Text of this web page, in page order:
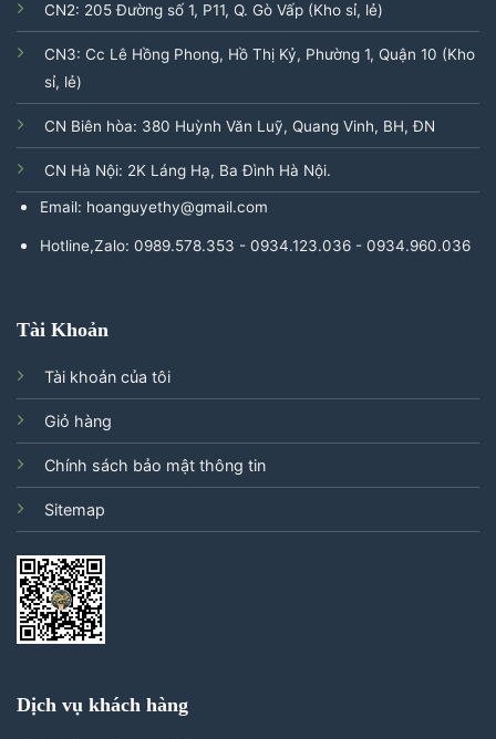
CN2: 205 Đường số 1, P11, Q. Gò Vấp (Kho sỉ, lẻ)
CN3: Cc Lê Hồng Phong, Hồ Thị Kỷ, Phường 1, Quận 10 (Kho
sỉ, lẻ)
CN Biên hòa: 380 Huỳnh Văn Luỹ, Quang Vinh, BH, ĐN
CN Hà Nội: 2K Láng Hạ, Ba Đình Hà Nội.
Email: hoanguyethy@gmail.com
Hotline,Zalo: 0989.578.353 - 0934.123.036 - 0934.960.036
Tài Khoản
Tài khoản của tôi
Giỏ hàng
Chính sách bảo mật thông tin
Sitemap
Dịch vụ khách hàng